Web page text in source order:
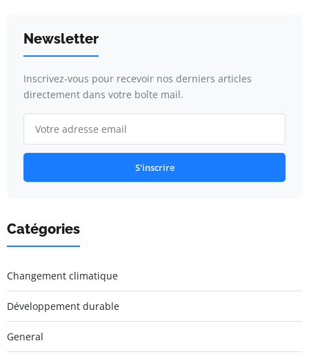
Newsletter
Inscrivez-vous pour recevoir nos derniers articles
directement dans votre boîte mail.
S'inscrire
Catégories
Changement climatique
Développement durable
General